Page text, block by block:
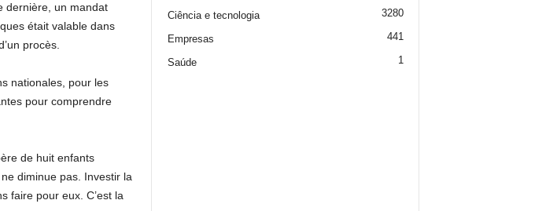
dernière, un mandat
était valable dans
procès.
nationales, pour les
pour comprendre
de huit enfants
diminue pas. Investir la
faire pour eux. C’est la
Ciência e tecnologia 3280
Empresas 441
Saúde 1